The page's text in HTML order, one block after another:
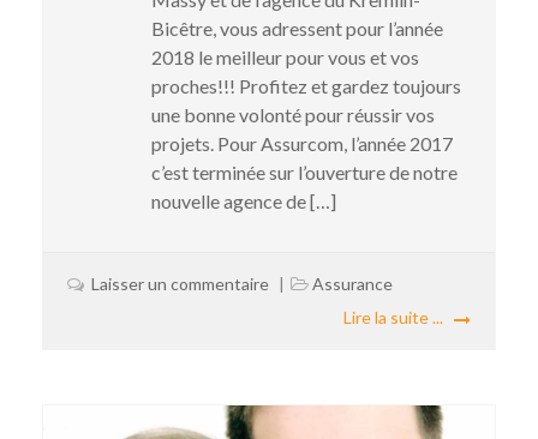
Bicêtre, vous adressent pour l’année
2018 le meilleur pour vous et vos
proches!!! Profitez et gardez toujours
une bonne volonté pour réussir vos
projets. Pour Assurcom, l’année 2017
c’est terminée sur l’ouverture de notre
nouvelle agence de […]
Laisser un commentaire
Assurance
Lire la suite ...